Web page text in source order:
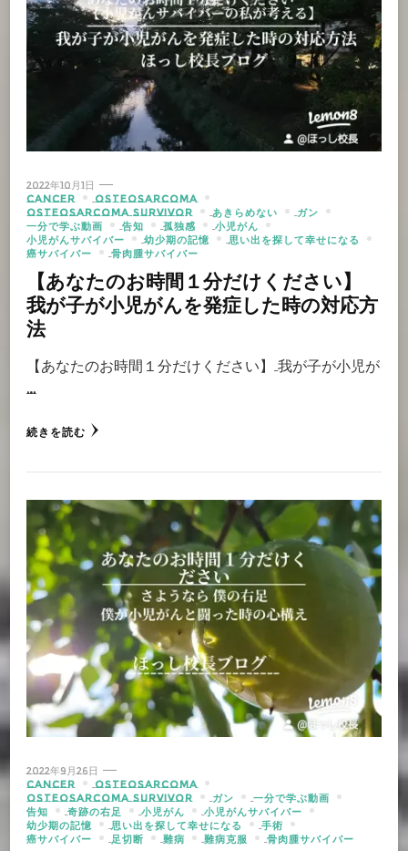
2022年10月1日
CANCER
OSTEOSARCOMA
OSTEOSARCOMA SURVIVOR
あきらめない
ガン
一分で学ぶ動画
告知 孤独感
小児がん
小児がんサバイバー
幼少期の記憶
思い出を探して幸せになる
癌サバイバー
骨肉腫サバイバー
【あなたのお時間１分だけください】
我が子が小児がんを発症した時の対応方
法
【あなたのお時間１分だけください】 我が子が小児が
…
続きを読む
2022年9月26日
CANCER
OSTEOSARCOMA
OSTEOSARCOMA SURVIVOR
ガン
一分で学ぶ動画
告知
奇跡の右足 小児がん
小児がんサバイバー
幼少期の記憶
思い出を探して幸せになる
手術
癌サバイバー
足切断 難病 難病克服 骨肉腫サバイバー